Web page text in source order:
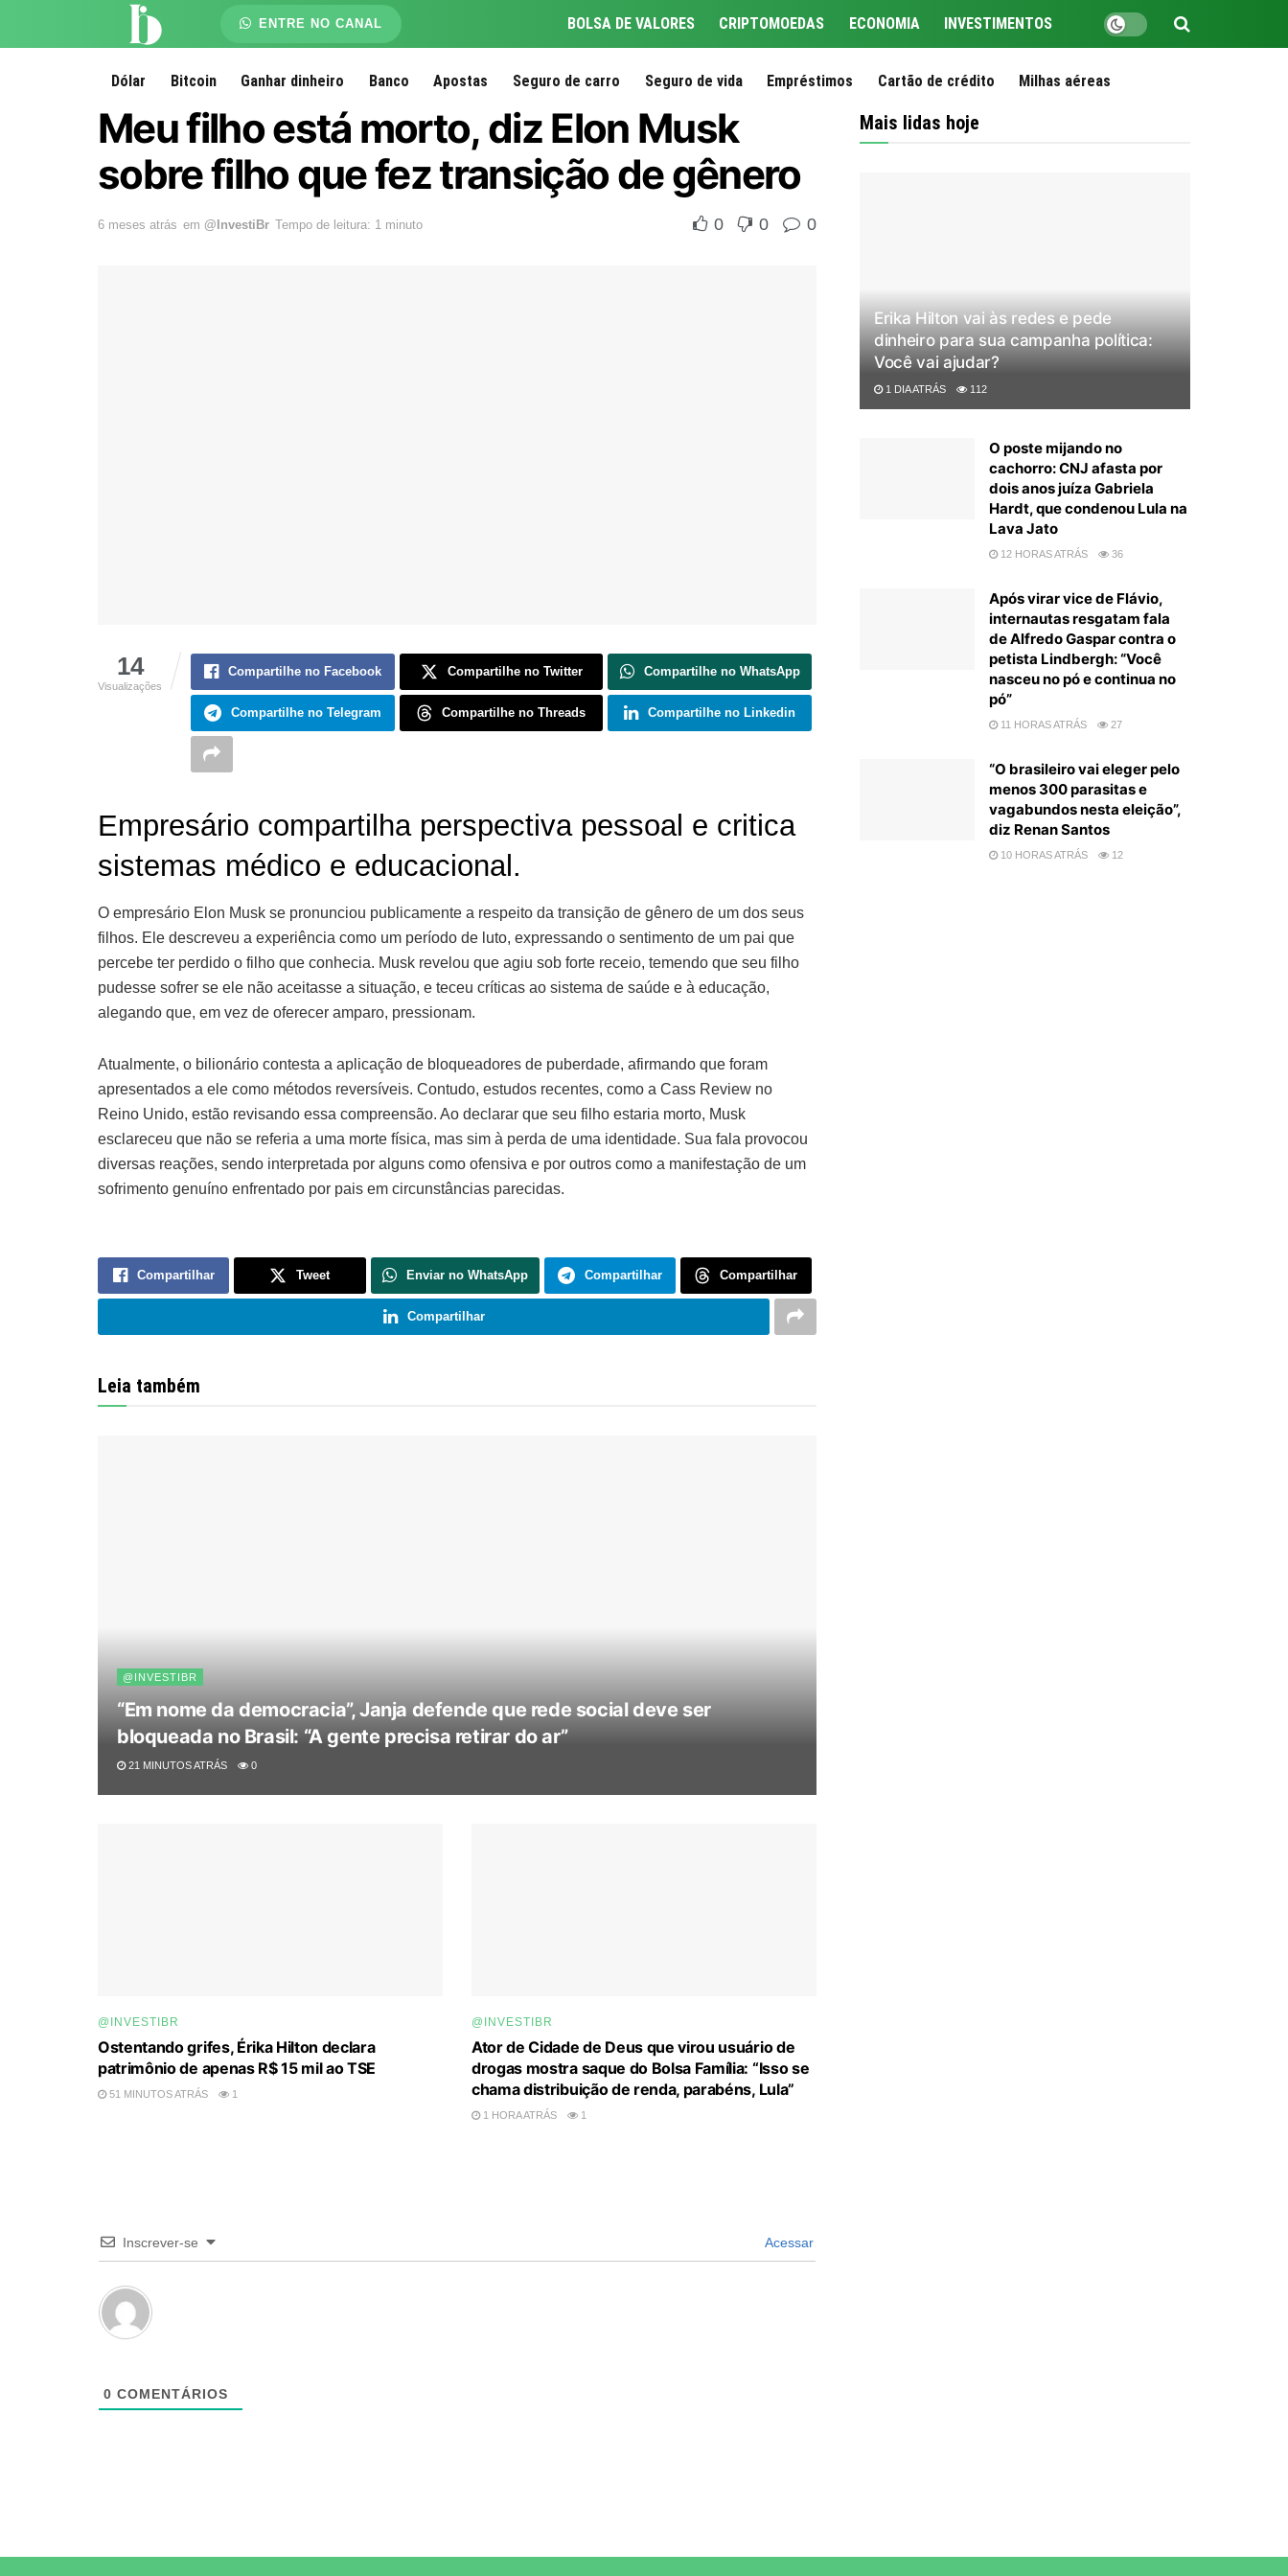
ENTRE NO CANAL BOLSA DE VALORES CRIPTOMOEDAS ECONOMIA INVESTIMENTOS
Dólar Bitcoin Ganhar dinheiro Banco Apostas Seguro de carro Seguro de vida Empréstimos Cartão de crédito Milhas aéreas
Meu filho está morto, diz Elon Musk
sobre filho que fez transição de gênero
6 meses atrás em @InvestiBr Tempo de leitura: 1 minuto 0 0 0
14
Visualizações
Compartilhe no Facebook Compartilhe no Twitter Compartilhe no WhatsApp
Compartilhe no Telegram Compartilhe no Threads Compartilhe no Linkedin
Empresário compartilha perspectiva pessoal e critica
sistemas médico e educacional.
O empresário Elon Musk se pronunciou publicamente a respeito da transição de gênero de um dos seus
filhos. Ele descreveu a experiência como um período de luto, expressando o sentimento de um pai que
percebe ter perdido o filho que conhecia. Musk revelou que agiu sob forte receio, temendo que seu filho
pudesse sofrer se ele não aceitasse a situação, e teceu críticas ao sistema de saúde e à educação,
alegando que, em vez de oferecer amparo, pressionam.
Atualmente, o bilionário contesta a aplicação de bloqueadores de puberdade, afirmando que foram
apresentados a ele como métodos reversíveis. Contudo, estudos recentes, como a Cass Review no
Reino Unido, estão revisando essa compreensão. Ao declarar que seu filho estaria morto, Musk
esclareceu que não se referia a uma morte física, mas sim à perda de uma identidade. Sua fala provocou
diversas reações, sendo interpretada por alguns como ofensiva e por outros como a manifestação de um
sofrimento genuíno enfrentado por pais em circunstâncias parecidas.
Compartilhar Tweet Enviar no WhatsApp Compartilhar Compartilhar
Compartilhar
Leia também
@INVESTIBR
“Em nome da democracia”, Janja defende que rede social deve ser
bloqueada no Brasil: “A gente precisa retirar do ar”
21 MINUTOS ATRÁS 0
@INVESTIBR
Ostentando grifes, Érika Hilton declara
patrimônio de apenas R$ 15 mil ao TSE
51 MINUTOS ATRÁS 1
@INVESTIBR
Ator de Cidade de Deus que virou usuário de
drogas mostra saque do Bolsa Família: “Isso se
chama distribuição de renda, parabéns, Lula”
1 HORA ATRÁS 1
Inscrever-se Acessar
0 COMENTÁRIOS
Mais lidas hoje
Erika Hilton vai às redes e pede
dinheiro para sua campanha política:
Você vai ajudar?
1 DIA ATRÁS 112
O poste mijando no
cachorro: CNJ afasta por
dois anos juíza Gabriela
Hardt, que condenou Lula na
Lava Jato
12 HORAS ATRÁS 36
Após virar vice de Flávio,
internautas resgatam fala
de Alfredo Gaspar contra o
petista Lindbergh: “Você
nasceu no pó e continua no
pó”
11 HORAS ATRÁS 27
“O brasileiro vai eleger pelo
menos 300 parasitas e
vagabundos nesta eleição”,
diz Renan Santos
10 HORAS ATRÁS 12